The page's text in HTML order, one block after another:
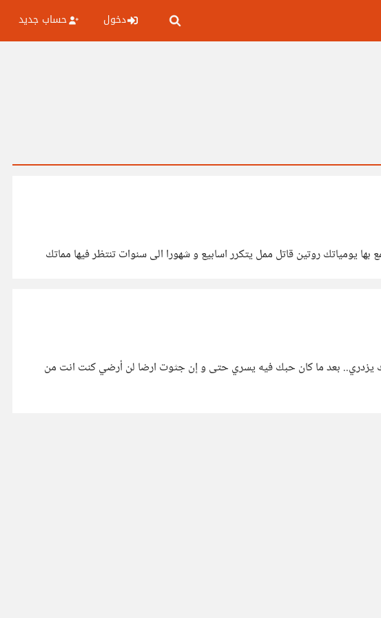
دخول حساب جديد
مماتك
(بذوقي) لأخبرته بما وعد و لن يفي لسألته عن ماضٍ لو نسي لذكرته بمذا ترك لعله يعي إن قلبي لك يزدري.. بعد ما كان حبك فيه يسري حتى و إن جثوت ارضا لن أرضي كنت انت من